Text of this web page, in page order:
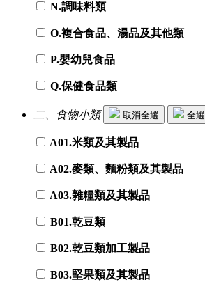
N.調味料類
O.複合食品、湯品及其他類
P.嬰幼兒食品
Q.保健食品類
二、食物小類 取消全選 全選
A01.米類及其製品
A02.麥類、麵粉類及其製品
A03.雜糧類及其製品
B01.乾豆類
B02.乾豆類加工製品
B03.堅果類及其製品